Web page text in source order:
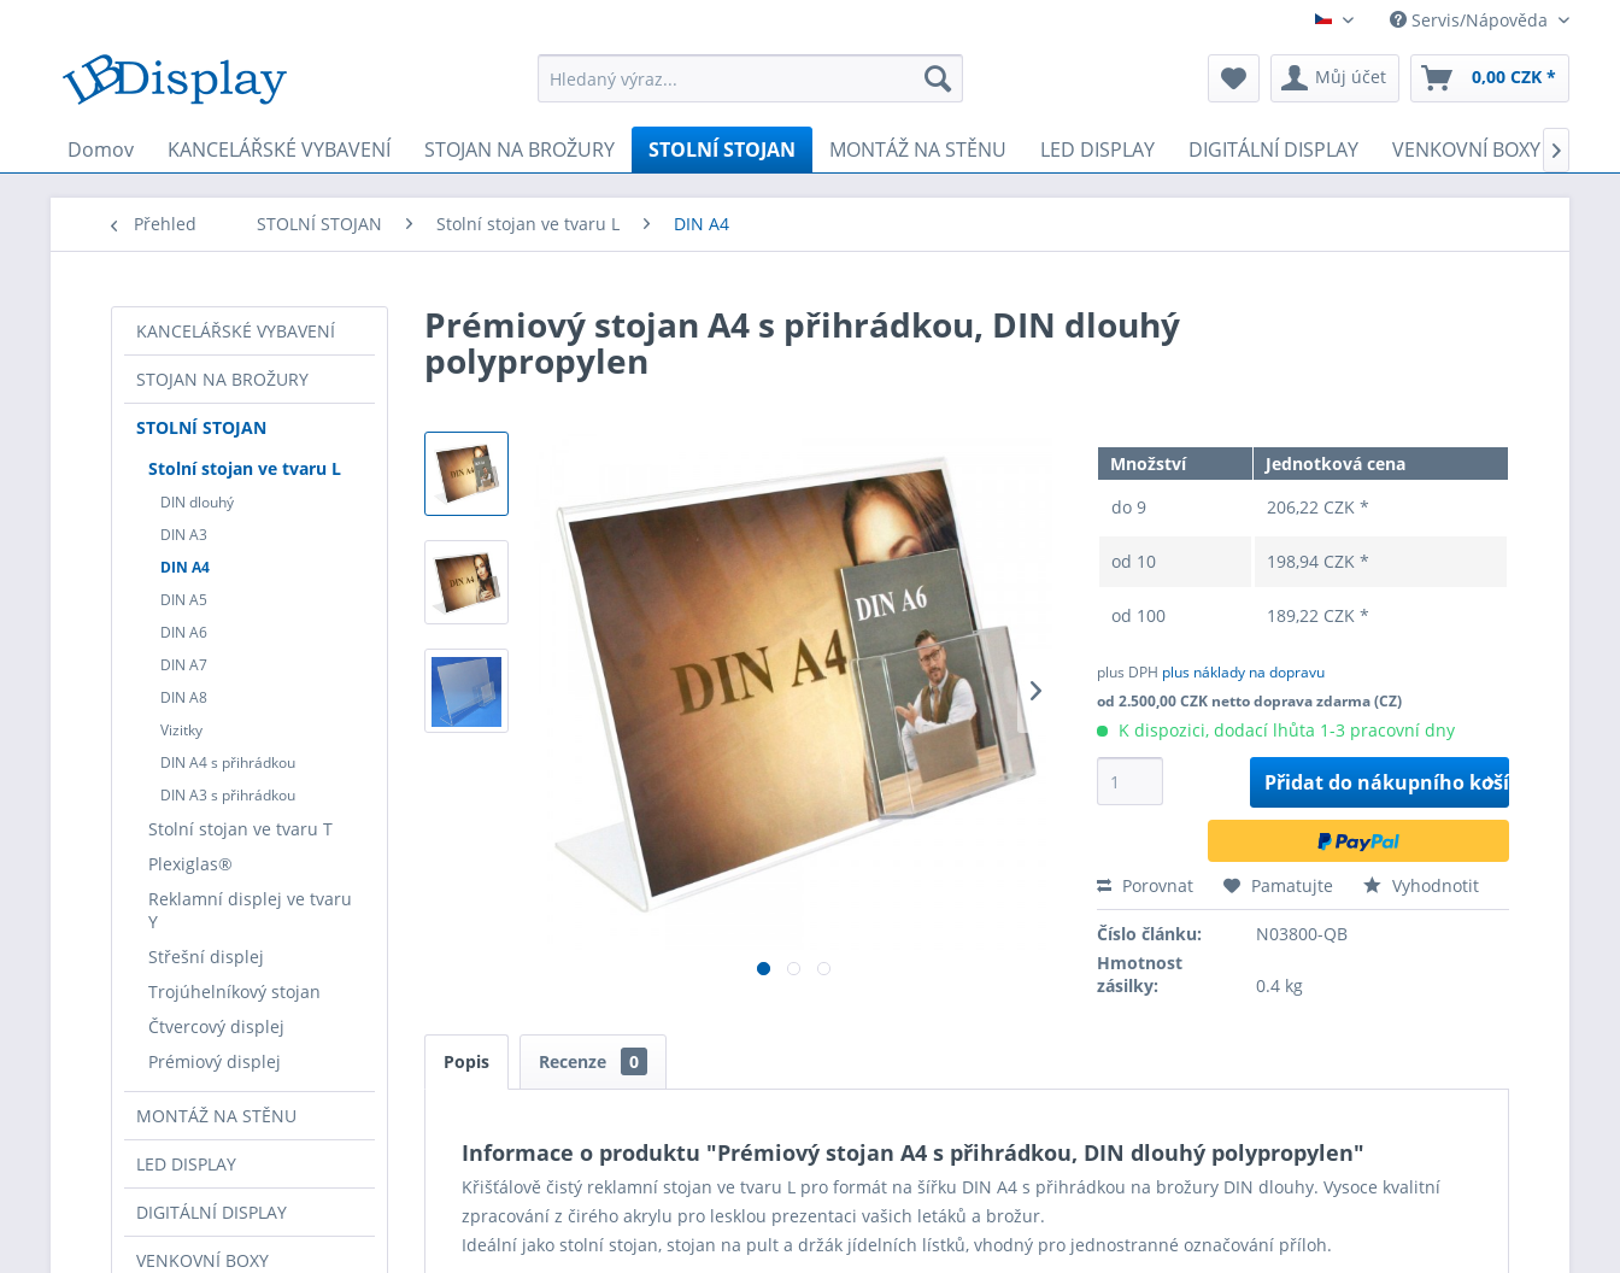
Čeština Servis/Nápověda
Můj účet 0,00 CZK *
Domov KANCELÁŘSKÉ VYBAVENÍ STOJAN NA BROŽURY STOLNÍ STOJAN MONTÁŽ NA STĚNU LED DISPLAY DIGITÁLNÍ DISPLAY VENKOVNÍ BOXY 
Přehled STOLNÍ STOJAN Stolní stojan ve tvaru L DIN A4
KANCELÁŘSKÉ VYBAVENÍ
STOJAN NA BROŽURY
STOLNÍ STOJAN
Stolní stojan ve tvaru L
DIN dlouhý
DIN A3
DIN A4
DIN A5
DIN A6
DIN A7
DIN A8
Vizitky
DIN A4 s přihrádkou
DIN A3 s přihrádkou
Stolní stojan ve tvaru T
Plexiglas®
Reklamní displej ve tvaru
Y
Střešní displej
Trojúhelníkový stojan
Čtvercový displej
Prémiový displej
MONTÁŽ NA STĚNU
LED DISPLAY
DIGITÁLNÍ DISPLAY
VENKOVNÍ BOXY
Prémiový stojan A4 s přihrádkou, DIN dlouhý
polypropylen
Množství
Jednotková cena
do 9 206,22 CZK *
od 10 198,94 CZK *
od 100 189,22 CZK *
plus DPH plus náklady na dopravu
od 2.500,00 CZK netto doprava zdarma (CZ)
K dispozici, dodací lhůta 1-3 pracovní dny
Přidat do nákupního košíku
Porovnat Pamatujte Vyhodnotit
Číslo článku:
N03800-QB
Hmotnost
zásilky:
0.4 kg
Popis Recenze 0
Informace o produktu "Prémiový stojan A4 s přihrádkou, DIN dlouhý polypropylen"
Křišťálově čistý reklamní stojan ve tvaru L pro formát na šířku DIN A4 s přihrádkou na brožury DIN dlouhy. Vysoce kvalitní
zpracování z čirého akrylu pro lesklou prezentaci vašich letáků a brožur.
Ideální jako stolní stojan, stojan na pult a držák jídelních lístků, vhodný pro jednostranné označování příloh.